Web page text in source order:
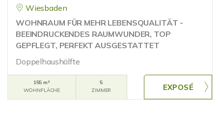
Wiesbaden
WOHNRAUM FÜR MEHR LEBENSQUALITÄT -
BEEINDRUCKENDES RAUMWUNDER, TOP
GEPFLEGT, PERFEKT AUSGESTATTET
Doppelhaushälfte
155 m²
WOHNFLÄCHE
5
ZIMMER